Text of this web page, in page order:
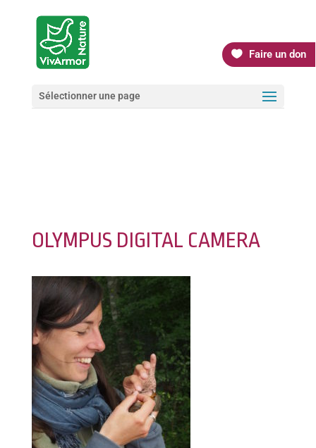
Faire un don
Sélectionner une page
OLYMPUS DIGITAL CAMERA